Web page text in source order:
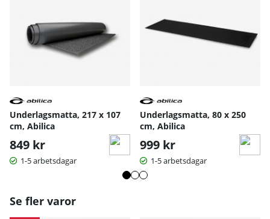
Underlagsmatta, 217 x 107
cm, Abilica
849 kr
1-5 arbetsdagar
Underlagsmatta, 80 x 250
cm, Abilica
999 kr
1-5 arbetsdagar
Se fler varor